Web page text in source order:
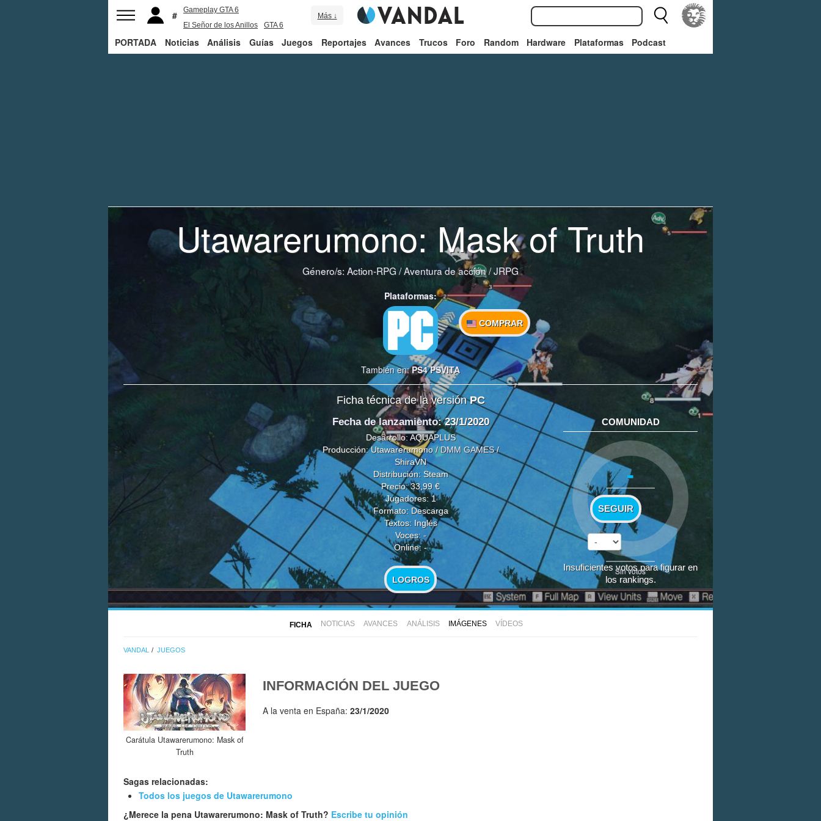
Gameplay GTA 6
El Señor de los Anillos
GTA 6
PS5
Más ↓
PORTADA Noticias Análisis Guías Juegos Reportajes Avances Trucos Foro Random Hardware Plataformas Podcast
Utawarerumono: Mask of Truth
Género/s:Action-RPG/Aventura de acción/JRPG
Plataformas:
COMPRAR
También en:PS4 PSVITA
Ficha técnica de la versiónPC
Fecha de lanzamiento: 23/1/2020
Desarrollo: AQUAPLUS
Producción: Utawarerumono /DMM GAMES/
ShiraVN
Distribución: Steam
Precio: 33,99 €
Jugadores: 1
Formato: Descarga
Textos: Inglés
Voces: -
Online: -
LOGROS
COMUNIDAD
-
SEGUIR
Sin votos
Insuficientes votos para figurar en
los rankings.
FICHA NOTICIAS AVANCES ANÁLISIS IMÁGENES VÍDEOS
VANDAL JUEGOS
Carátula Utawarerumono: Mask of
Truth
INFORMACIÓN DEL JUEGO
A la venta en España: 23/1/2020
Sagas relacionadas:
Todos los juegos de Utawarerumono
¿Merece la pena Utawarerumono: Mask of Truth? Escribe tu opinión